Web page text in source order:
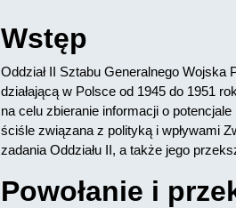
Wstęp
Oddział II Sztabu Generalnego Wojska
działającą w Polsce od 1945 do 1951
na celu zbieranie informacji o
ściśle związana z polityką i wpływami
zadania Oddziału II, a także jego
Powołanie i